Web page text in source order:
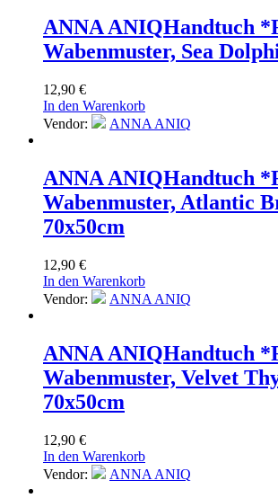
ANNA ANIQHandtuch
Wabenmuster, Sea
12,90 €
In den Warenkorb
Vendor:
ANNA ANIQ
ANNA ANIQHandtuch
Wabenmuster, Atlantic
70x50cm
12,90 €
In den Warenkorb
Vendor:
ANNA ANIQ
ANNA ANIQHandtuch
Wabenmuster, Velvet
70x50cm
12,90 €
In den Warenkorb
Vendor:
ANNA ANIQ